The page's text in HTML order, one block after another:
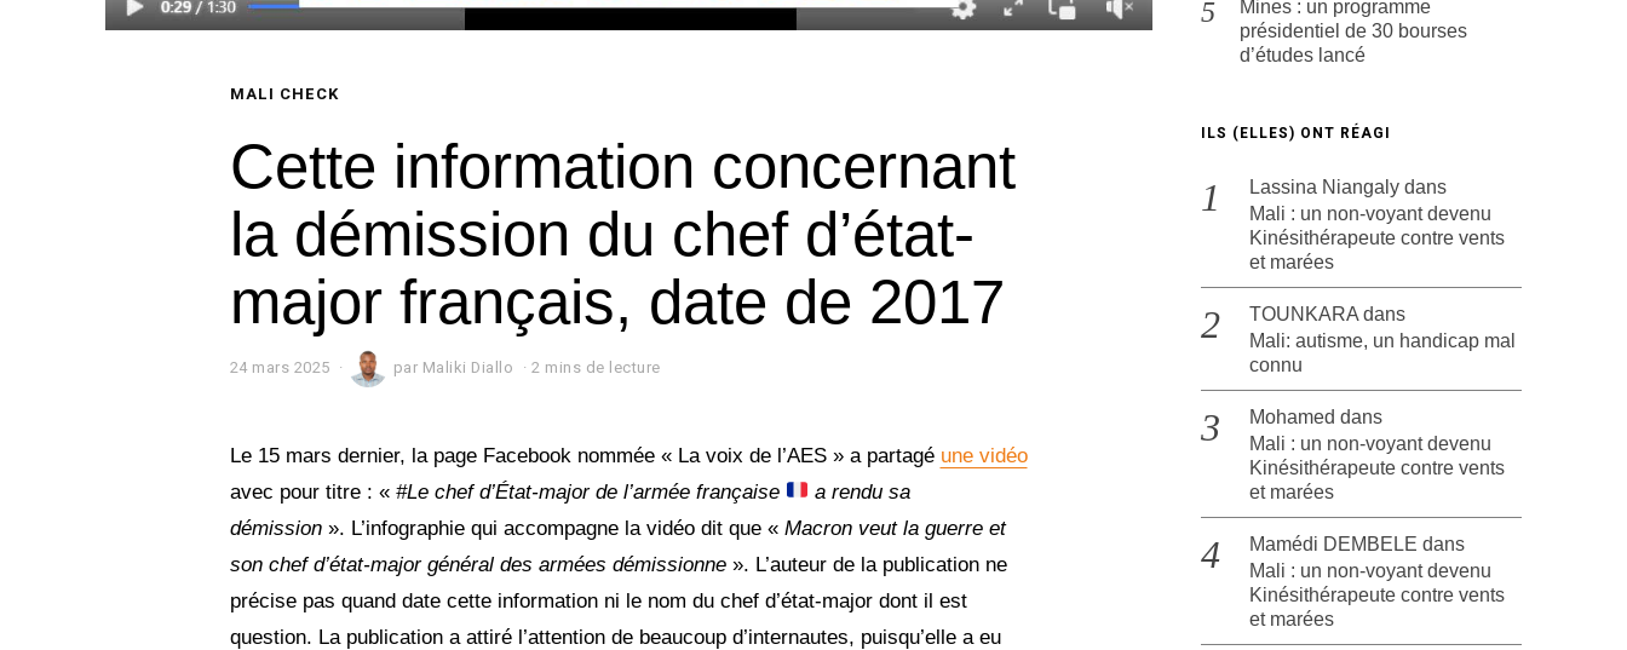
MALI CHECK
Cette information concernant
la démission du chef d’état-
major français, date de 2017
24 mars 2025 par Maliki Diallo 2 mins de lecture
Le 15 mars dernier, la page Facebook nommée « La voix de l’AES » a partagé une vidéo
avec pour titre : « #Le chef d’État-major de l’armée française
a rendu sa
démission». L’infographie qui accompagne la vidéo dit que « Macron veut la guerre et
son chef d’état-major général des armées démissionne ». L’auteur de la publication ne
précise pas quand date cette information ni le nom du chef d’état-major dont il est
question. La publication a attiré l’attention de beaucoup d’internautes, puisqu’elle a eu
Mines : un programme
présidentiel de 30 bourses
d’études lancé
ILS (ELLES) ONT RÉAGI
Lassina Niangaly dans
Mali : un non-voyant devenu
Kinésithérapeute contre vents
et marées
TOUNKARA dans
Mali: autisme, un handicap mal
connu
Mohamed dans
Mali : un non-voyant devenu
Kinésithérapeute contre vents
et marées
Mamédi DEMBELE dans
Mali : un non-voyant devenu
Kinésithérapeute contre vents
et marées